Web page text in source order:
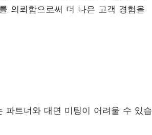
의뢰함으로써 더 나은 고객 경험을
파트너와 대면 미팅이 어려울 수 있습